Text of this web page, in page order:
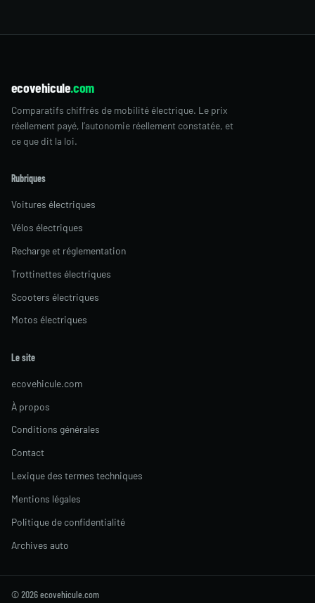
ecovehicule.com
Comparatifs chiffrés de mobilité électrique. Le prix
réellement payé, l’autonomie réellement constatée, et
ce que dit la loi.
Rubriques
Voitures électriques
Vélos électriques
Recharge et réglementation
Trottinettes électriques
Scooters électriques
Motos électriques
Le site
ecovehicule.com
À propos
Conditions générales
Contact
Lexique des termes techniques
Mentions légales
Politique de confidentialité
Archives auto
© 2026 ecovehicule.com